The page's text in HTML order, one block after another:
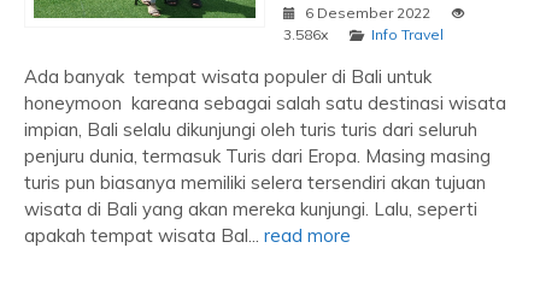
6 Desember 2022
3.586x
Info Travel
Ada banyak tempat wisata populer di Bali untuk
honeymoon kareana sebagai salah satu destinasi wisata
impian, Bali selalu dikunjungi oleh turis turis dari seluruh
penjuru dunia, termasuk Turis dari Eropa. Masing masing
turis pun biasanya memiliki selera tersendiri akan tujuan
wisata di Bali yang akan mereka kunjungi. Lalu, seperti
apakah tempat wisata Bal... read more